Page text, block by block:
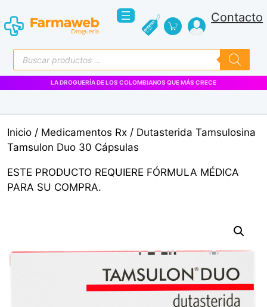
al
contenido
Contacto
Búsqueda
de
productos
LA DROGUERÍA DE LOS COLOMBIANOS QUE MÁS CRECE
Inicio / Medicamentos Rx / Dutasterida Tamsulosina
Tamsulon Duo 30 Cápsulas
ESTE PRODUCTO REQUIERE FÓRMULA MÉDICA
PARA SU COMPRA.